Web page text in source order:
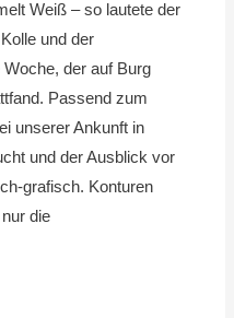
Weiß – so lautete der
und der
der auf Burg
Passend zum
unserer Ankunft in
und der Ausblick vor
grafisch. Konturen
die